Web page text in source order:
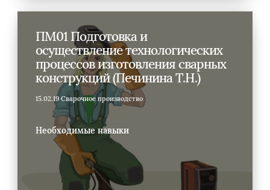
ПМ01 Подготовка и
осуществление технологических
процессов изготовления сварных
конструкций (Печинина Т.Н.)
15.02.19 Сварочное производство
Необходимые навыки